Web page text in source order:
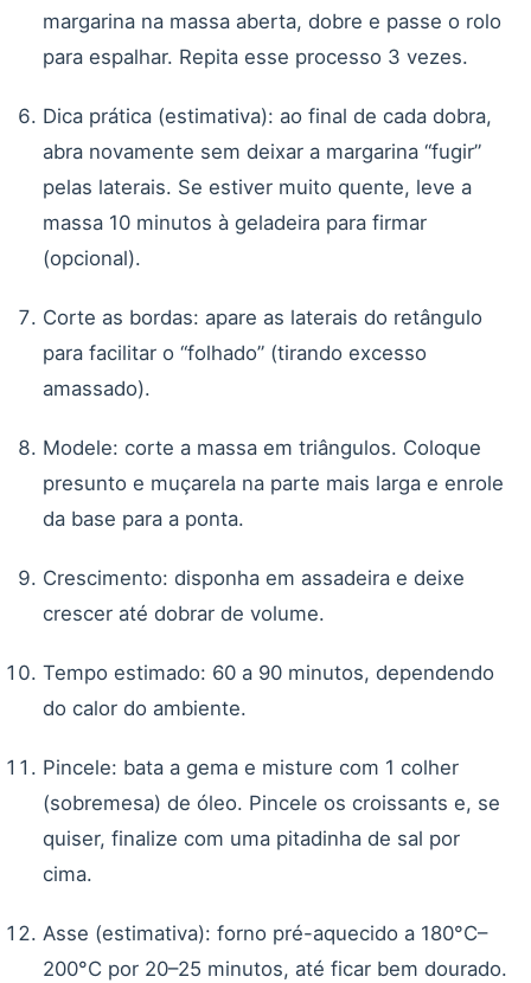
margarina na massa aberta, dobre e passe o rolo
para espalhar. Repita esse processo 3 vezes.
Dica prática (estimativa): ao final de cada dobra,
abra novamente sem deixar a margarina “fugir”
pelas laterais. Se estiver muito quente, leve a
massa 10 minutos à geladeira para firmar
(opcional).
Corte as bordas: apare as laterais do retângulo
para facilitar o “folhado” (tirando excesso
amassado).
Modele: corte a massa em triângulos. Coloque
presunto e muçarela na parte mais larga e enrole
da base para a ponta.
Crescimento: disponha em assadeira e deixe
crescer até dobrar de volume.
Tempo estimado: 60 a 90 minutos, dependendo
do calor do ambiente.
Pincele: bata a gema e misture com 1 colher
(sobremesa) de óleo. Pincele os croissants e, se
quiser, finalize com uma pitadinha de sal por
cima.
Asse (estimativa): forno pré-aquecido a 180°C–
200°C por 20–25 minutos, até ficar bem dourado.